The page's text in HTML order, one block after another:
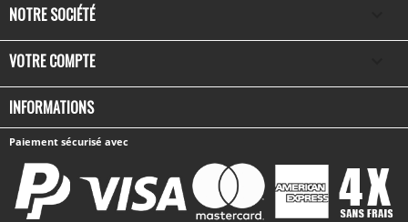
NOTRE SOCIÉTÉ
VOTRE COMPTE
INFORMATIONS
Paiement sécurisé avec